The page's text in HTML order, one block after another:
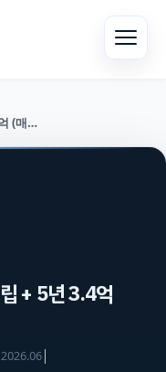
습식 양도양수 — 2023년 설립 + 5년 3.4억 (매물 2853)
+ 5년 3.4억
2026.06│